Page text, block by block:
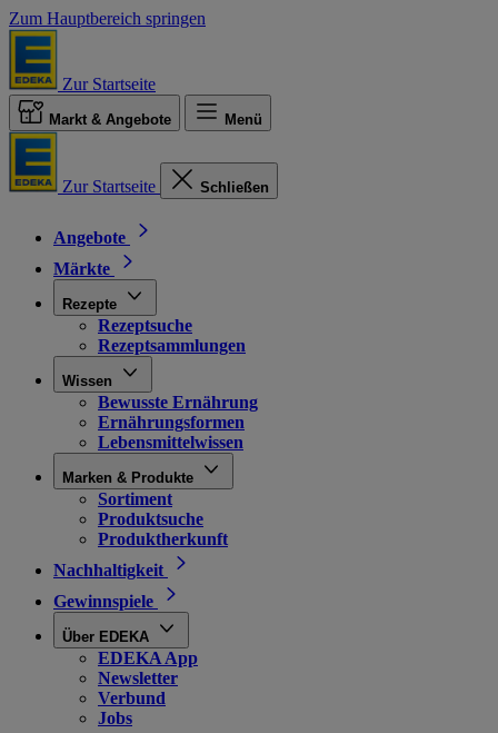
Zum Hauptbereich springen
Zur Startseite
Markt & Angebote Menü
Zur Startseite Schließen
Angebote
Märkte
Rezepte
Rezeptsuche
Rezeptsammlungen
Wissen
Bewusste Ernährung
Ernährungsformen
Lebensmittelwissen
Marken & Produkte
Sortiment
Produktsuche
Produktherkunft
Nachhaltigkeit
Gewinnspiele
Über EDEKA
EDEKA App
Newsletter
Verbund
Jobs